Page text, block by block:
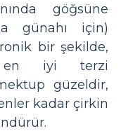
göğsüne
günahı için)
bir şekilde,
en iyi terzi
güzeldir,
kadar çirkin